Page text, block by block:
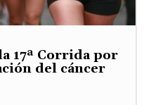
17ª Corrida por
del cáncer